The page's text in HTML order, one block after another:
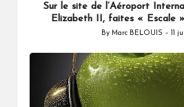
Sur le site de l’Aéroport
Elizabeth II, faites « Escale
Posted
By Marc BELOUIS 11